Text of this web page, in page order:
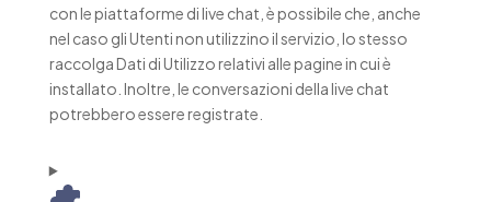
con le piattaforme di live chat, è possibile che, anche
nel caso gli Utenti non utilizzino il servizio, lo stesso
raccolga Dati di Utilizzo relativi alle pagine in cui è
installato. Inoltre, le conversazioni della live chat
potrebbero essere registrate.